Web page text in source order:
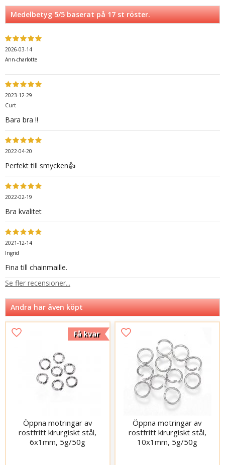
Medelbetyg5/5 baserat på17st röster.
2026-03-14
Ann-charlotte
2023-12-29
Curt
Bara bra !!
2022-04-20
Perfekt till smycken👍
2022-02-19
Bra kvalitet
2021-12-14
Ingrid
Fina till chainmaille.
Se fler recensioner...
Andra har även köpt
Få kvar
Öppna motringar av
rostfritt kirurgiskt stål,
6x1mm, 5g/50g
Öppna motringar av
rostfritt kirurgiskt stål,
10x1mm, 5g/50g